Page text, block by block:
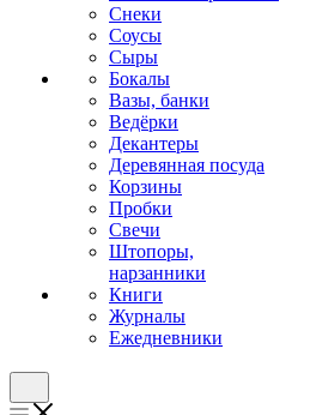
Снеки
Соусы
Сыры
Бокалы
Вазы, банки
Ведёрки
Декантеры
Деревянная посуда
Корзины
Пробки
Свечи
Штопоры,
нарзанники
Книги
Журналы
Ежедневники